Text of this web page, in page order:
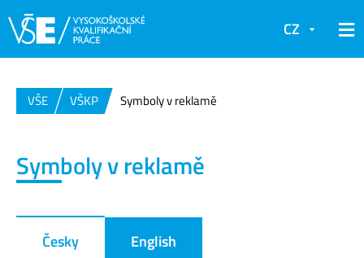
CZ
VŠE VŠKP Symboly v reklamě
Symboly v reklamě
Česky English